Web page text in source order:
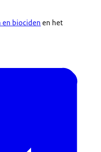
en biociden en het